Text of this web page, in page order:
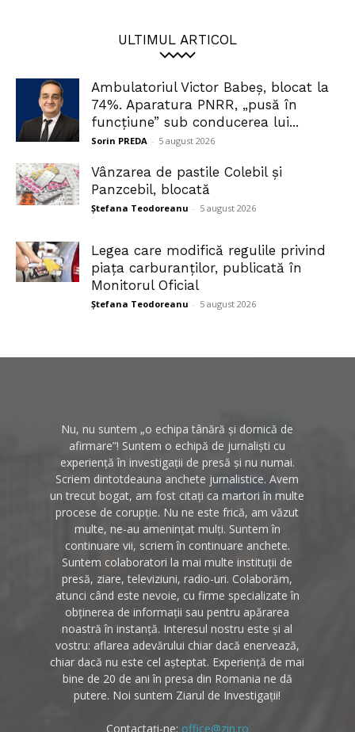
ULTIMUL ARTICOL
Ambulatoriul Victor Babeș, blocat la
74%. Aparatura PNRR, „pusă în
funcțiune” sub conducerea lui...
Sorin PREDA - 5 august 2026
Vânzarea de pastile Colebil și
Panzcebil, blocată
Ștefana Teodoreanu - 5 august 2026
Legea care modifică regulile privind
piața carburanților, publicată în
Monitorul Oficial
Ștefana Teodoreanu - 5 august 2026
Nu, nu suntem „o echipa tânără și dornică de
afirmare”! Suntem o echipă de jurnaliști cu
experiență în investigații de presă și nu numai.
Scriem dintotdeauna anchete jurnalistice. Avem
un trecut bogat, am fost citați ca martori în multe
procese de corupție. Nu ne este frică, am văzut
multe, ne-au amenințat mulți. Suntem în
continuare vii, scriem în continuare anchete.
Suntem colaboratori la mai multe instituții de
presă, ziare, televiziuni, radio-uri. Colaborăm,
atunci când este nevoie, cu firme specializate în
obținerea de informații sau pentru apărarea
noastră în instanță. Interesul nostru este și al
vostru: aflarea adevărului chiar dacă enervează,
chiar dacă nu este cel așteptat. Experiență de mai
bine de 20 de ani în presa din Romania ne dă
putere. Noi suntem Ziarul de Investigații!
Contactați-ne: office@zin.ro